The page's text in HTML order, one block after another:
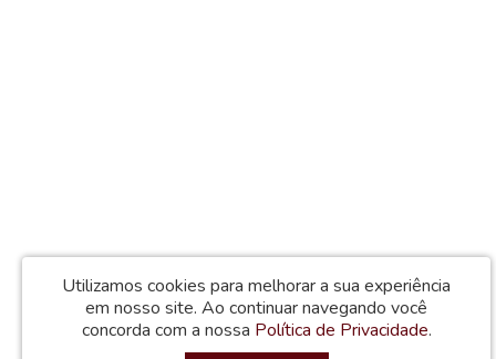
Utilizamos cookies para melhorar a sua experiência
em nosso site. Ao continuar navegando você
concorda com a nossa Política de Privacidade.